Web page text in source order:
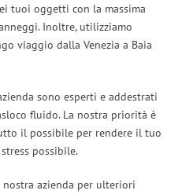
tuoi oggetti con la massima
Inoltre, utilizziamo
viaggio dalla Venezia a Baia
sono esperti e addestrati
fluido. La nostra priorità è
il possibile per rendere il tuo
possibile.
azienda per ulteriori